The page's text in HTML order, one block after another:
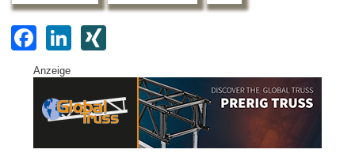
F
a
c
e
Li
k
e
G
Anzeige